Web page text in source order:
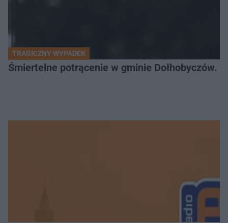
TRAGICZNY WYPADEK
Śmiertelne potrącenie w gminie Dołhobyczów.